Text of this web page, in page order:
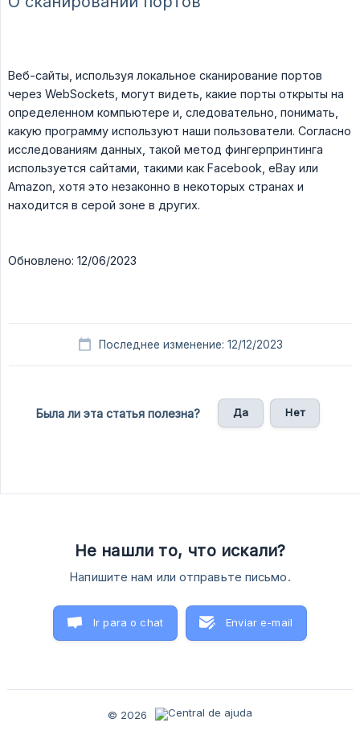
Веб-сайты, используя локальное сканирование портов
через WebSockets, могут видеть, какие порты открыты на
определенном компьютере и, следовательно, понимать,
какую программу используют наши пользователи. Согласно
исследованиям данных, такой метод фингерпринтинга
используется сайтами, такими как Facebook, eBay или
Amazon, хотя это незаконно в некоторых странах и
находится в серой зоне в других.
Обновлено: 12/06/2023
Последнее изменение: 12/12/2023
Была ли эта статья полезна? Да Нет
Не нашли то, что искали?
Напишите нам или отправьте письмо.
Ir para o chat Enviar e-mail
© 2026